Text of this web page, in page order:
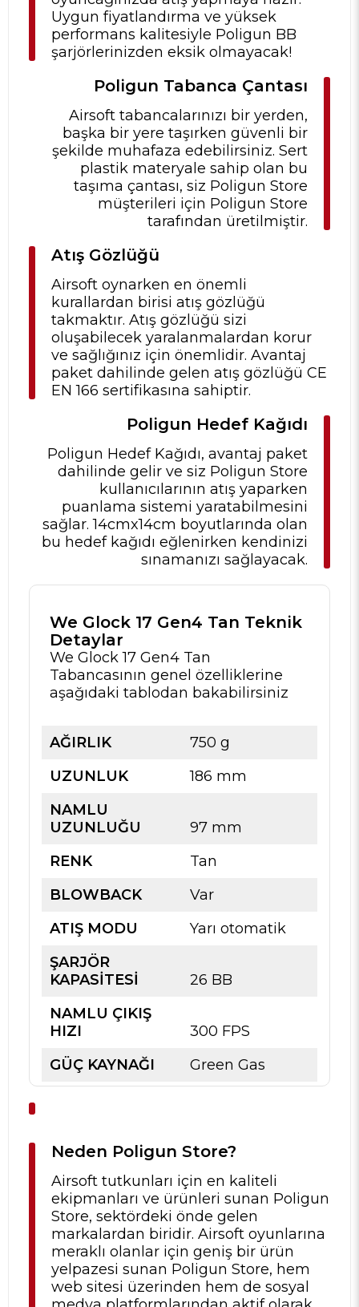
Uygun fiyatlandırma ve yüksek
performans kalitesiyle Poligun BB
şarjörlerinizden eksik olmayacak!
Poligun Tabanca Çantası
Airsoft tabancalarınızı bir yerden,
başka bir yere taşırken güvenli bir
şekilde muhafaza edebilirsiniz. Sert
plastik materyale sahip olan bu
taşıma çantası, siz Poligun Store
müşterileri için Poligun Store
tarafından üretilmiştir.
Atış Gözlüğü
Airsoft oynarken en önemli
kurallardan birisi atış gözlüğü
takmaktır. Atış gözlüğü sizi
oluşabilecek yaralanmalardan korur
ve sağlığınız için önemlidir. Avantaj
paket dahilinde gelen atış gözlüğü CE
EN 166 sertifikasına sahiptir.
Poligun Hedef Kağıdı
Poligun Hedef Kağıdı, avantaj paket
dahilinde gelir ve siz Poligun Store
kullanıcılarının atış yaparken
puanlama sistemi yaratabilmesini
sağlar. 14cmx14cm boyutlarında olan
bu hedef kağıdı eğlenirken kendinizi
sınamanızı sağlayacak.
We Glock 17 Gen4 Tan Teknik
Detaylar
We Glock 17 Gen4 Tan
Tabancasının genel özelliklerine
aşağıdaki tablodan bakabilirsiniz
AĞIRLIK
750 g
UZUNLUK
186 mm
NAMLU
UZUNLUĞU
97 mm
RENK
Tan
BLOWBACK
Var
ATIŞ MODU
Yarı otomatik
ŞARJÖR
KAPASİTESİ
26 BB
NAMLU ÇIKIŞ
HIZI
300 FPS
GÜÇ KAYNAĞI
Green Gas
Neden Poligun Store?
Airsoft tutkunları için en kaliteli
ekipmanları ve ürünleri sunan Poligun
Store, sektördeki önde gelen
markalardan biridir. Airsoft oyunlarına
meraklı olanlar için geniş bir ürün
yelpazesi sunan Poligun Store, hem
web sitesi üzerinden hem de sosyal